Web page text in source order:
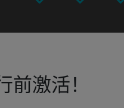
激活！